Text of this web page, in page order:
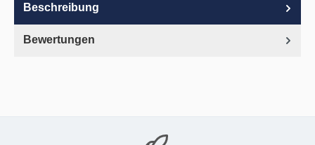
Beschreibung
Bewertungen